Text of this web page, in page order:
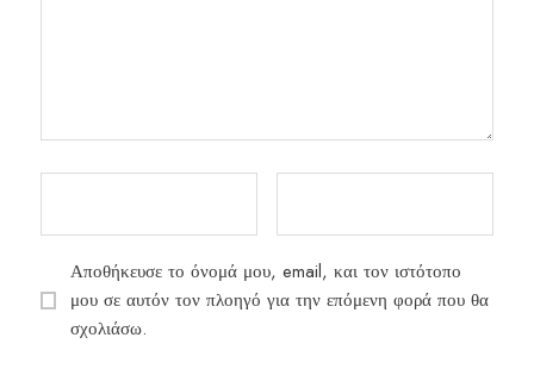
Αποθήκευσε το όνομά μου, email, και τον ιστότοπο
μου σε αυτόν τον πλοηγό για την επόμενη φορά που θα
σχολιάσω.